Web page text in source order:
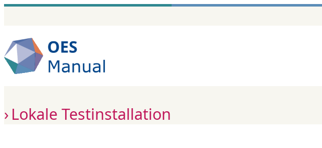
Zum
springen
Lokale Testinstallation